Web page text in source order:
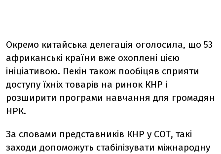
Окремо китайська делегація оголосила, що 53
африканські країни вже охоплені цією
ініціативою. Пекін також пообіцяв сприяти
доступу їхніх товарів на ринок КНР і
розширити програми навчання для громадян
НРК.
За словами представників КНР у СОТ, такі
заходи допоможуть стабілізувати міжнародну